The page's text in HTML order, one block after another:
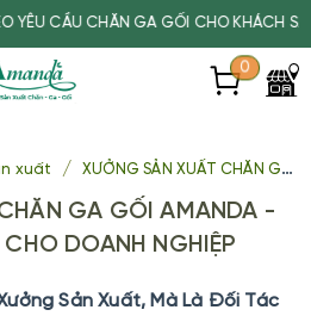
CHĂN GA GỐI CHO KHÁCH SẠN, SPA,
0
xuất / XƯỞNG SẢN XUẤT CHĂN GA GỐI AMANDA - CỐ VẤN GIẢI PHÁP CHO DOANH NGHIỆP
GA GỐI AMANDA -
DOANH NGHIỆP
Sản Xuất, Mà Là Đối Tác